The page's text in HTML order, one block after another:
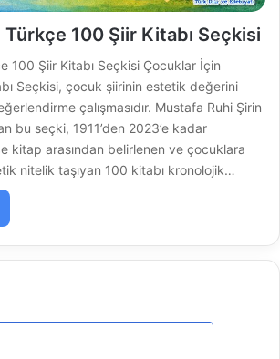
100 Şiir Kitabı Seçkisi
100 Şiir Kitabı Seçkisi Çocuklar İçin
Seçkisi, çocuk şiirinin estetik değerini
çalışmasıdır. Mustafa Ruhi Şirin
bu seçki, 1911’den 2023’e kadar
kitap arasından belirlenen ve çocuklara
nitelik taşıyan 100 kitabı kronolojik…